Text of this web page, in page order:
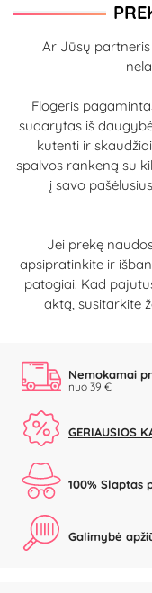
Ar Jūsų
Flogeris
sudarytas iš
kutenti ir
spalvos rankeną su
į savo
Jei prekę
apsipratinkite ir
patogiai. Kad
aktą, susitarkite
Nemokamai
nuo 39 €
GERIAUSIOS
100% Slaptas
Galimybė